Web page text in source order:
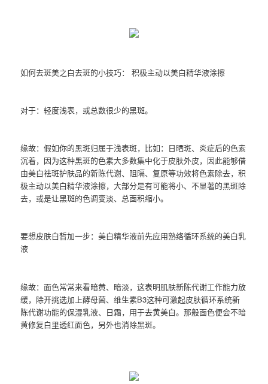
如何去斑美之白去斑的小技巧： 积极主动以美白精华液涂擦
对于：轻度浅表，或总数很少的黑斑。
缘故：假如你的黑斑归属于浅表斑，比如：日晒斑、炎症后的色素
沉着，因为这种黑斑的色素大多数集中化于皮肤外皮，因此能够借
由美白祛斑护肤品的新陈代谢、阻隔、复原等功效将色素除去，积
极主动以美白精华液涂擦，大部分是有可能将小、不显著的黑斑除
去，或是让黑斑的色调变淡、总面积缩小。
要想皮肤白皙加一步：美白精华液前先应用熟络循环系统的美白乳
液
缘故：面色常常来看暗黄、暗淡，这表明肌肤新陈代谢工作能力放
缓，除开挑选加上酵母菌、维生素B3这种可激起皮肤循环系统新
陈代谢功能的保湿乳液、日霜，用于去黄美白。那般面色便会不暗
黄修复白里透红面色，另外也消除黑斑。